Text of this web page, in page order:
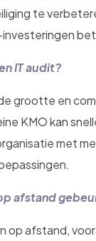
te
IT audit?
grootte en
KMO kan
met
afstand
op afstand,